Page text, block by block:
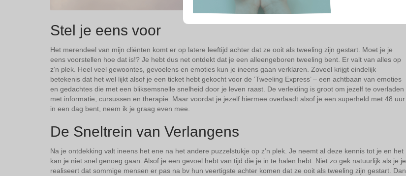
Stel je eens voor
Het merendeel van mijn cliënten komt er op latere leeftijd achter dat ze ooit als tweeling zijn gestart. Moet je je
eens voorstellen hoe dat is!? Je hebt dus net ontdekt dat je een alleengeboren tweeling bent. Er valt van alles op
z’n plek. Heel veel gewoontes, gevoelens en emoties kun je ineens gaan verklaren. Zoveel krijgt eindelijk
betekenis dat het wel lijkt alsof je een ticket hebt gekocht voor de ‘Tweeling Express’ – een achtbaan van emoties
en gedachtes die met een bliksemsnelle snelheid door je leven raast. De verleiding is groot om jezelf te overladen
met informatie, cursussen en therapie. Maar voordat je jezelf hiermee overlaadt alsof je een superheld met 48 uur
in een dag bent, neem ik je graag even mee.
De Sneltrein van Verlangens
Na je ontdekking valt ineens het ene na het andere puzzelstukje op z’n plek. Je neemt al deze kennis tot je en het
kan je niet snel genoeg gaan. Alsof je een gevoel hebt van tijd die je in te halen hebt. Niet zo gek natuurlijk als je je
realiseert dat sommige mensen er pas na bv hun veertigste achter komen dat ze ooit als tweeling zijn gestart. Dan